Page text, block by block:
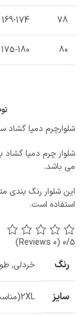
78
169-174
80
175-180
شلوارچرم دمپا گشاد
شلوار چرم دمپا
می باشد.
این شلوار رنگ بندی
استفاده است.
0/5
(0 Reviews)
رنگ خردلی,
سایز 2XL(مناسب سایز۵۰تا۵۴)